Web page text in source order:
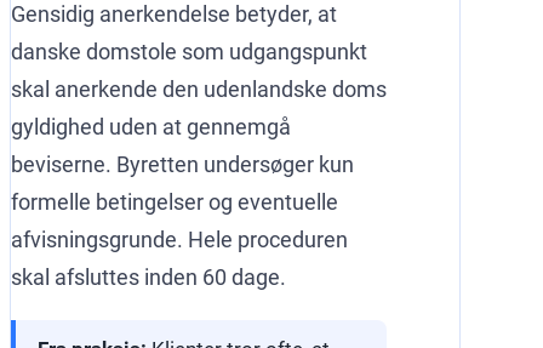
Gensidig anerkendelse betyder, at
danske domstole som udgangspunkt
skal anerkende den udenlandske doms
gyldighed uden at gennemgå
beviserne. Byretten undersøger kun
formelle betingelser og eventuelle
afvisningsgrunde. Hele proceduren
skal afsluttes inden 60 dage.